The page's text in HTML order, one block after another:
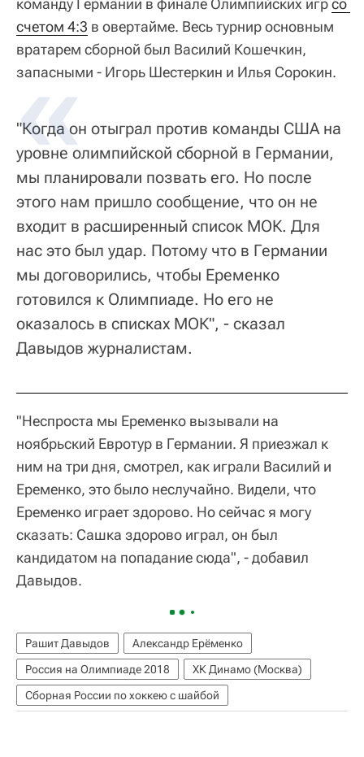
команду Германии в финале Олимпийских игрсо
счетом 4:3 в овертайме. Весь турнир основным
вратарем сборной был Василий Кошечкин,
запасными - Игорь Шестеркин и Илья Сорокин.
"Когда он отыграл против команды США на
уровне олимпийской сборной в Германии,
мы планировали позвать его. Но после
этого нам пришло сообщение, что он не
входит в расширенный список МОК. Для
нас это был удар. Потому что в Германии
мы договорились, чтобы Еременко
готовился к Олимпиаде. Но его не
оказалось в списках МОК", - сказал
Давыдов журналистам.
"Неспроста мы Еременко вызывали на
ноябрьский Евротур в Германии. Я приезжал к
ним на три дня, смотрел, как играли Василий и
Еременко, это было неслучайно. Видели, что
Еременко играет здорово. Но сейчас я могу
сказать: Сашка здорово играл, он был
кандидатом на попадание сюда", - добавил
Давыдов.
Рашит Давыдов
Александр Ерёменко
Россия на Олимпиаде 2018
ХК Динамо (Москва)
Сборная России по хоккею с шайбой